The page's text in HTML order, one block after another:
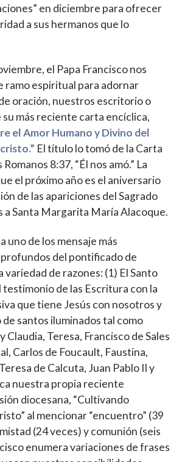
en diciembre para ofrecer
a sus hermanos que lo
el Papa Francisco nos
ramo espiritual para adornar
oración, nuestros escritorio o
más reciente carta encíclica,
el Amor Humano y Divino del
El título lo tomó de la Carta
Romanos 8:37, “Él nos amó.” La
el próximo año es el aniversario
de las apariciones del Sagrado
a Santa Margarita María Alacoque.
uno de los mensaje más
del pontificado de
variedad de razones: (1) El Santo
testimonio de las Escritura con la
que tiene Jesús con nosotros y
santos iluminados tal como
Claudia, Teresa, Francisco de Sales
Carlos de Foucault, Faustina,
de Calcuta, Juan Pablo II y
nuestra propia reciente
diocesana, “Cultivando
al mencionar “encuentro” (39
(24 veces) y comunión (seis
enumera variaciones de frases